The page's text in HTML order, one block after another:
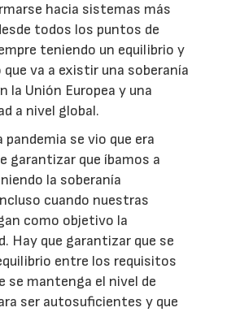
hacia sistemas más
todos los puntos de
teniendo un equilibrio y
va a existir una soberanía
la Unión Europea y una
a nivel global.
pandemia se vio que era
garantizar que íbamos a
la soberanía
cuando nuestras
como objetivo la
Hay que garantizar que se
entre los requisitos
se mantenga el nivel de
ser autosuficientes y que